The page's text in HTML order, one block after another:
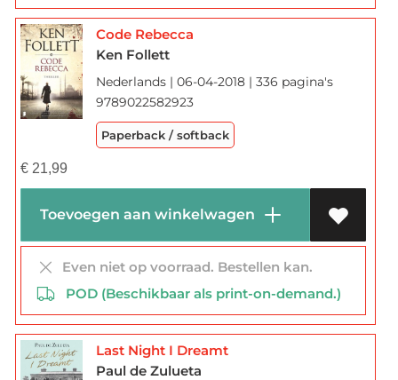
Code Rebecca
Ken Follett
Nederlands | 06-04-2018 | 336 pagina's
9789022582923
Paperback / softback
€21,99
Toevoegen aan winkelwagen
Even niet op voorraad. Bestellen kan.
POD (Beschikbaar als print-on-demand.)
Last Night I Dreamt
Paul de Zulueta